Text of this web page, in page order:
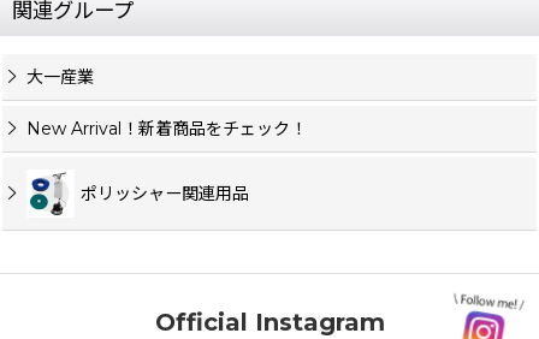
関連グループ
大一産業
New Arrival！新着商品をチェック！
ポリッシャー関連用品
Official Instagram